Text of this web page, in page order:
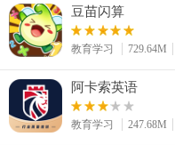
豆苗闪算
教育学习 729.64M
阿卡索英语
教育学习 247.68M